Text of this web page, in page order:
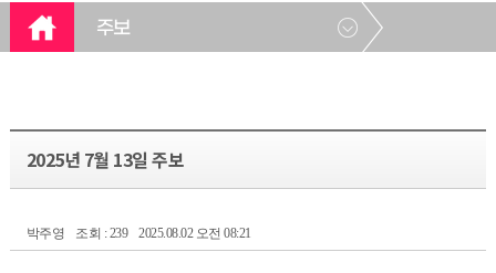
주보
2025년 7월 13일 주보
박주영 조회 : 239 2025.08.02 오전 08:21